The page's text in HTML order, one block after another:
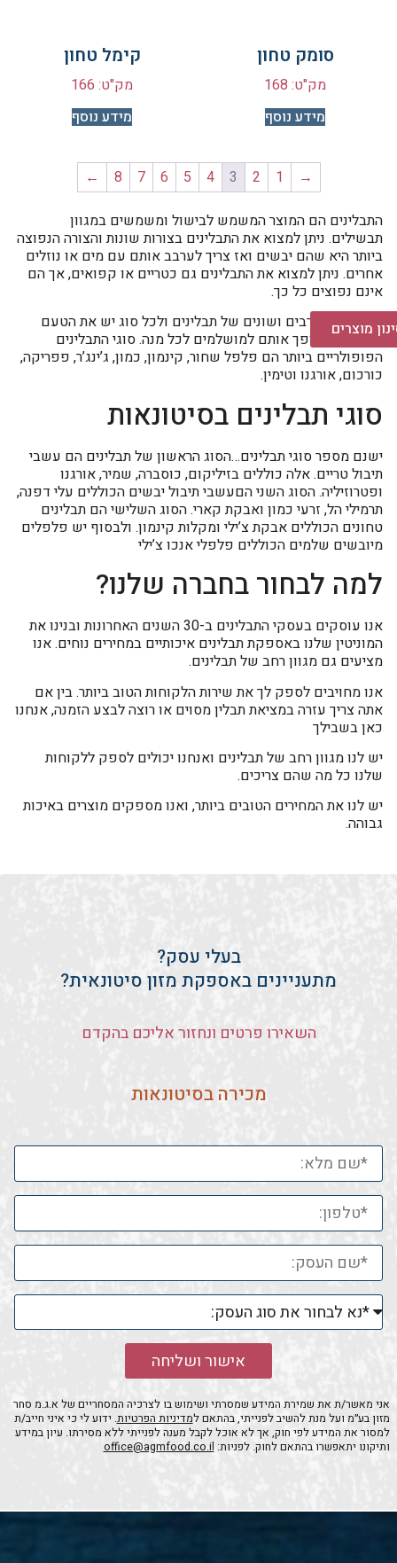
מוצרים
סומק טחון
מק"ט: 168
מידע נוסף
קימל טחון
מק"ט: 166
מידע נוסף
→
1
2
3
4
5
6
7
8
←
התבלינים הם המוצר המשמש לבישול ומשמשים במגוון
תבשילים. ניתן למצוא את התבלינים בצורות שונות והצורה הנפוצה
ביותר היא שהם יבשים ואז צריך לערבב אותם עם מים או נוזלים
אחרים. ניתן למצוא את התבלינים גם כטריים או קפואים, אך הם
אינם נפוצים כל כך.
ישנם סוגים רבים ושונים של תבלינים ולכל סוג יש את הטעם
שלו, מה שהופך אותם למושלמים לכל מנה. סוגי התבלינים
הפופולריים ביותר הם פלפל שחור, קינמון, כמון, ג’ינג’ר, פפריקה,
כורכום, אורגנו וטימין.
סוגי תבלינים בסיטונאות
ישנם מספר סוגי תבלינים…הסוג הראשון של תבלינים הם עשבי
תיבול טריים. אלה כוללים בזיליקום, כוסברה, שמיר, אורגנו
ופטרוזיליה. הסוג השני הםעשבי תיבול יבשים הכוללים עלי דפנה,
תרמילי הל, זרעי כמון ואבקת קארי. הסוג השלישי הם תבלינים
טחונים הכוללים אבקת צ’ילי ומקלות קינמון. ולבסוף יש פלפלים
מיובשים שלמים הכוללים פלפלי אנכו צ’ילי
למה לבחור בחברה שלנו?
אנו עוסקים בעסקי התבלינים ב-30 השנים האחרונות ובנינו את
המוניטין שלנו באספקת תבלינים איכותיים במחירים נוחים. אנו
מציעים גם מגוון רחב של תבלינים.
אנו מחויבים לספק לך את שירות הלקוחות הטוב ביותר. בין אם
אתה צריך עזרה במציאת תבלין מסוים או רוצה לבצע הזמנה, אנחנו
כאן בשבילך
יש לנו מגוון רחב של תבלינים ואנחנו יכולים לספק ללקוחות
שלנו כל מה שהם צריכים.
יש לנו את המחירים הטובים ביותר, ואנו מספקים מוצרים באיכות
גבוהה.
בעלי עסק?
מתעניינים באספקת מזון סיטונאית?
השאירו פרטים ונחזור אליכם בהקדם
מכירה בסיטונאות
אישור ושליחה
אני מאשר/ת את שמירת המידע שמסרתי ושימוש בו לצרכיה המסחריים של א.ג.מ סחר
מזון בע״מ ועל מנת להשיב לפנייתי, בהתאם למדיניות הפרטיות. ידוע לי כי איני חייב/ת
למסור את המידע לפי חוק, אך לא אוכל לקבל מענה לפנייתי ללא מסירתו. עיון במידע
ותיקונו יתאפשרו בהתאם לחוק. לפניות: office@agmfood.co.il